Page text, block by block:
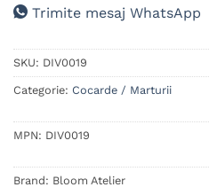
Trimite mesaj WhatsApp
SKU: DIV0019
Categorie: Cocarde / Marturii
MPN: DIV0019
Brand: Bloom Atelier